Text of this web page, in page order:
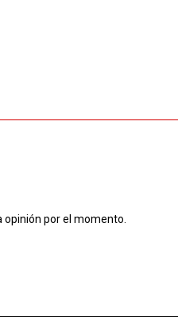
opinión por el momento.